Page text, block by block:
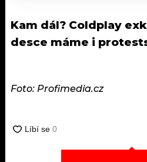
Kam dál? Coldplay
desce máme i
Foto: Profimedia.cz